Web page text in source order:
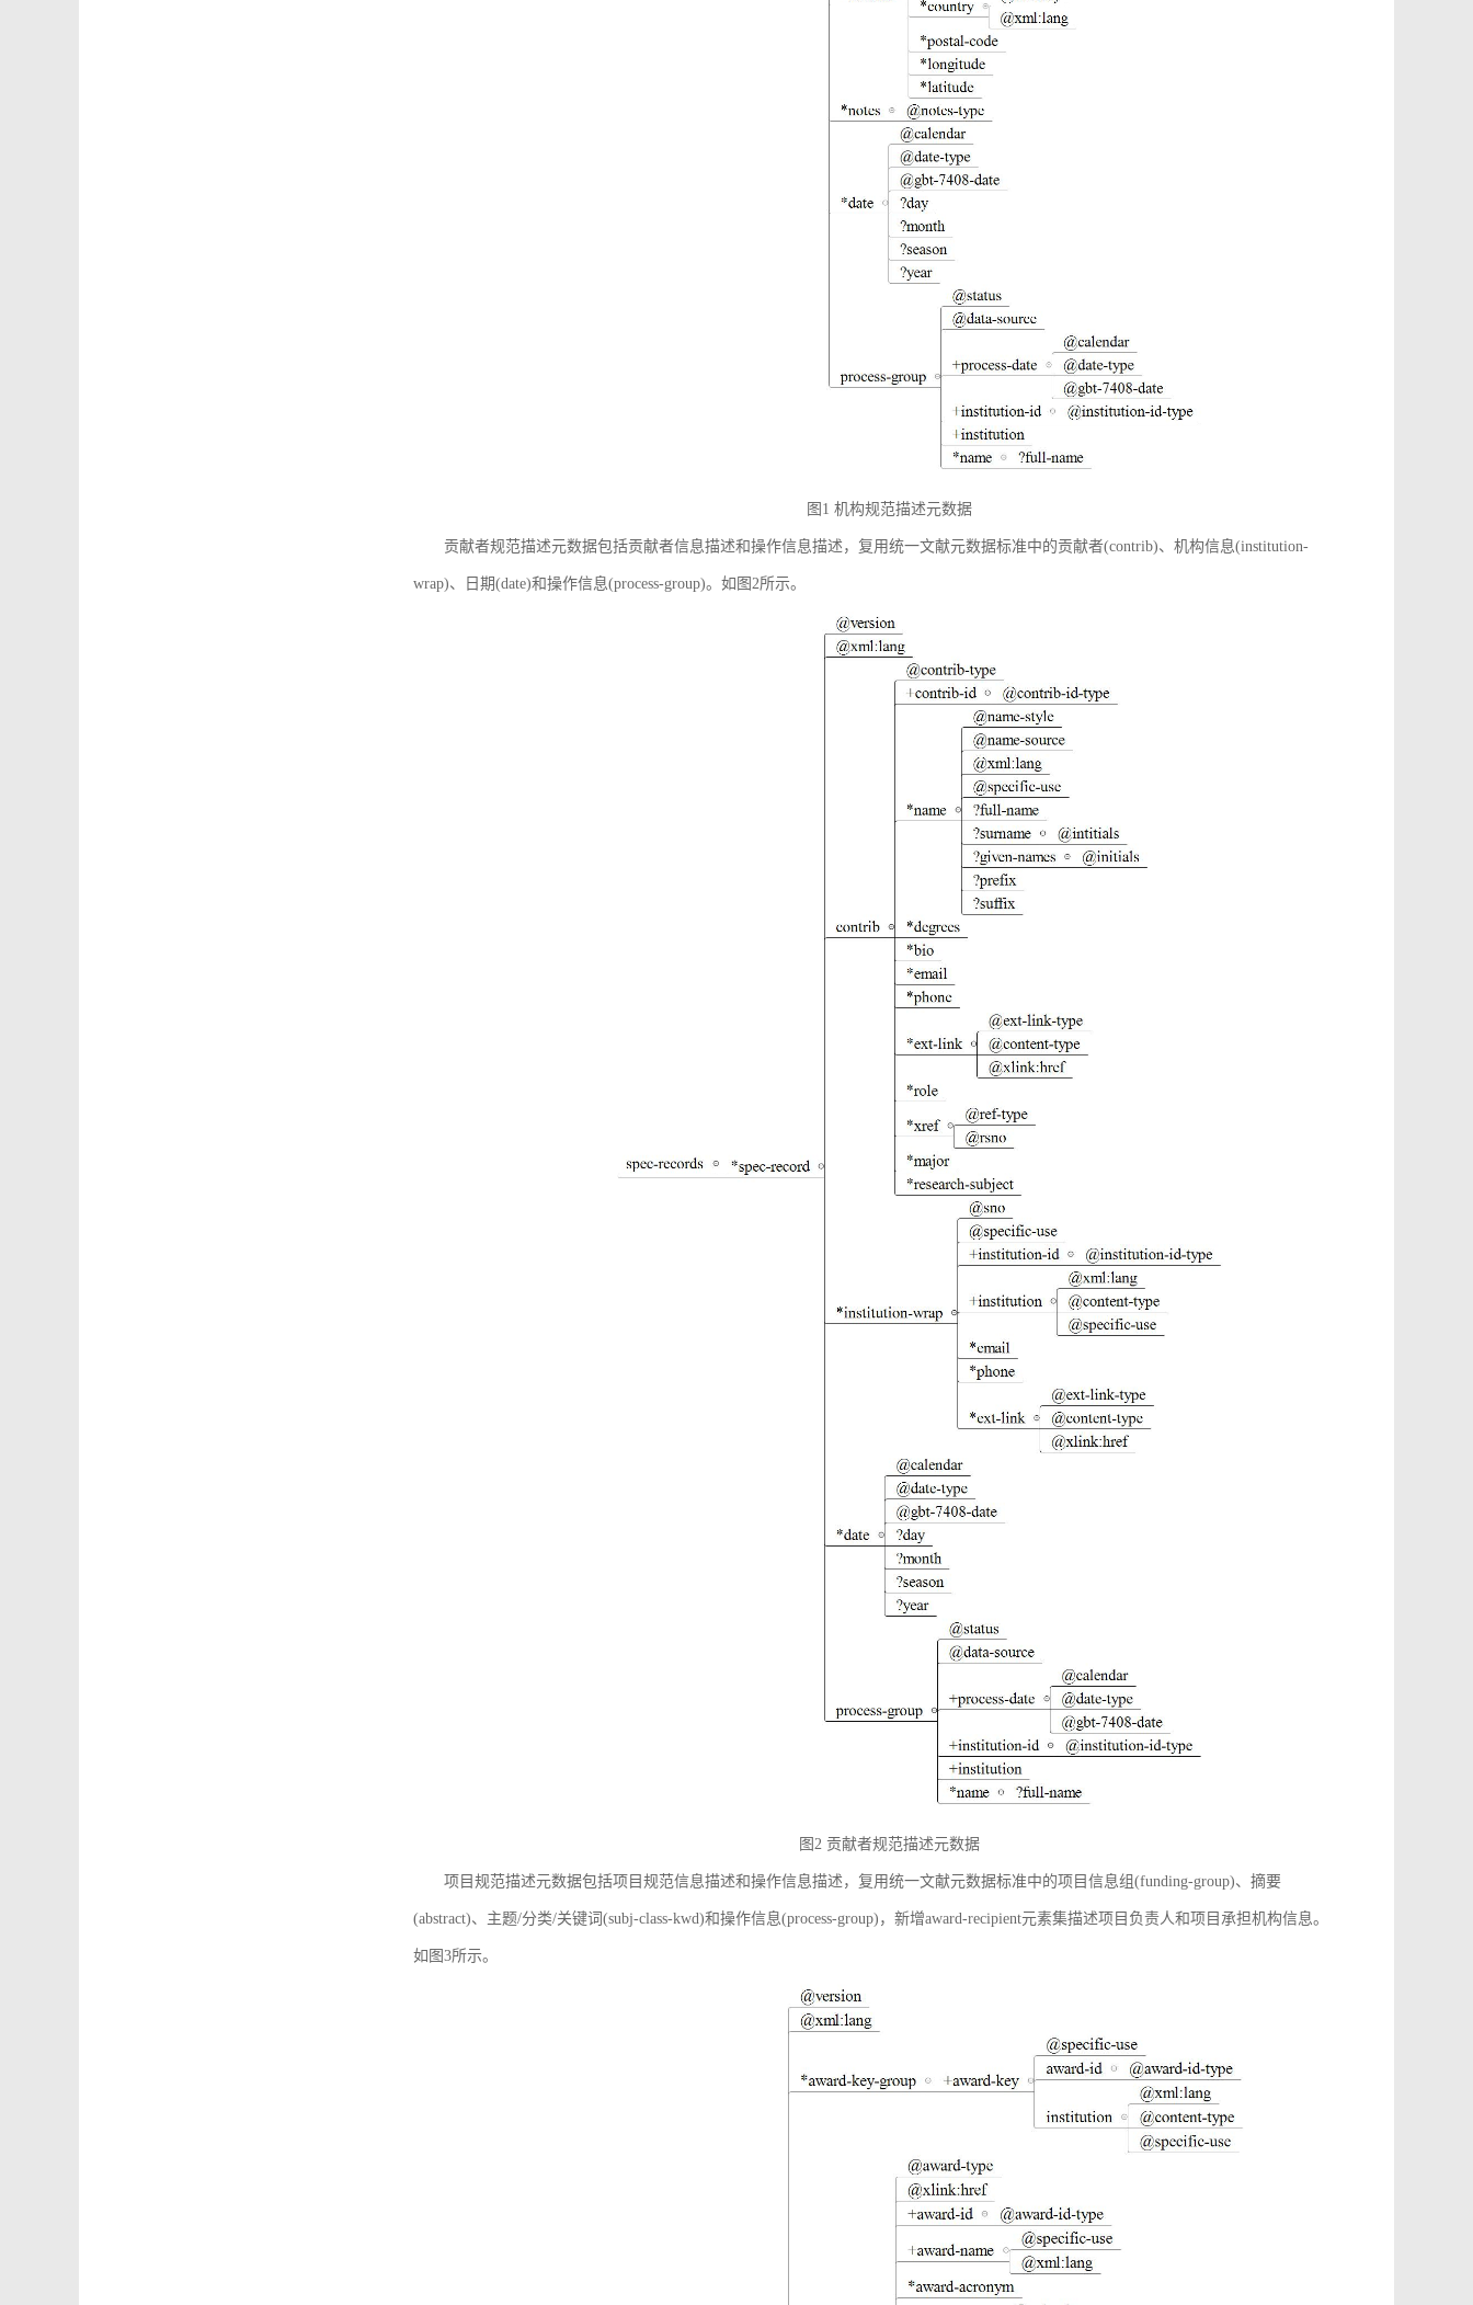
图1 机构规范描述元数据
贡献者规范描述元数据包括贡献者信息描述和操作信息描述，复用统一文献元数据标准中的贡献者(contrib)、机构信息(institution-
wrap)、日期(date)和操作信息(process-group)。如图2所示。
图2 贡献者规范描述元数据
项目规范描述元数据包括项目规范信息描述和操作信息描述，复用统一文献元数据标准中的项目信息组(funding-group)、摘要
(abstract)、主题/分类/关键词(subj-class-kwd)和操作信息(process-group)，新增award-recipient元素集描述项目负责人和项目承担机构信息。
如图3所示。